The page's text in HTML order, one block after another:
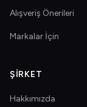
Alışveriş Önerileri
Markalar İçin
ŞIRKET
Hakkımızda